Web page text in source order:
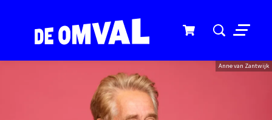
Menu
Anne van Zantwijk